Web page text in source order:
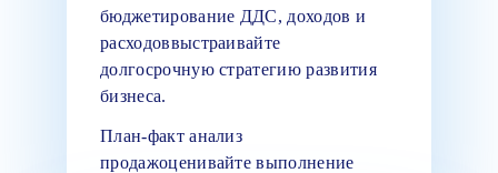
бюджетирование ДДС, доходов и
расходоввыстраивайте
долгосрочную стратегию развития
бизнеса.
План-факт анализ
продажоценивайте выполнение